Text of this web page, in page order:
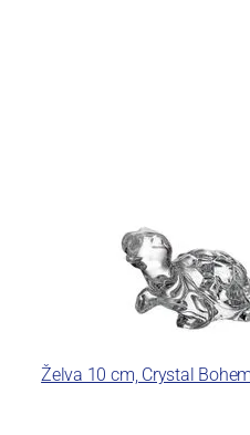
Želva 10 cm, Crystal